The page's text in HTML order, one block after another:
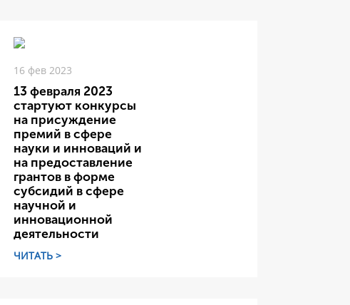
16 фев 2023
13 февраля 2023
стартуют конкурсы
на присуждение
премий в сфере
науки и инноваций и
на предоставление
грантов в форме
субсидий в сфере
научной и
инновационной
деятельности
ЧИТАТЬ >